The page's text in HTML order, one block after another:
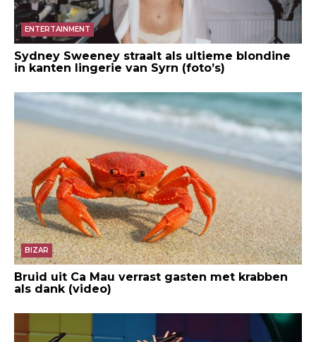
ENTERTAINMENT
Sydney Sweeney straalt als ultieme blondine
in kanten lingerie van Syrn (foto’s)
BIZAR
Bruid uit Ca Mau verrast gasten met krabben
als dank (video)